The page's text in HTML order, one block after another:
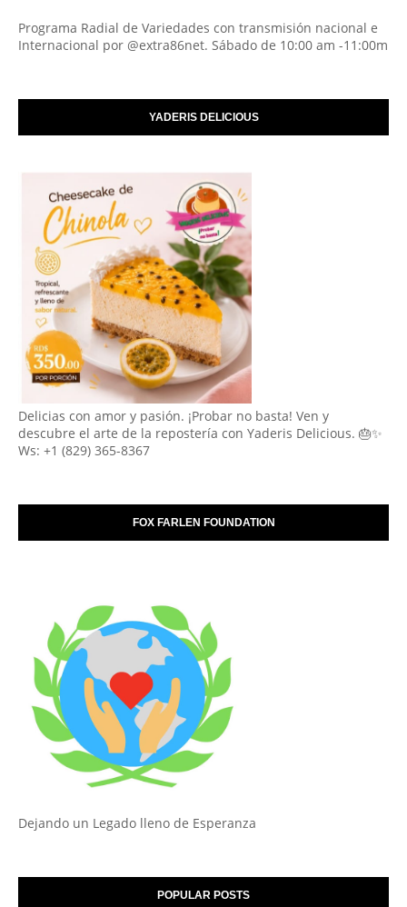
Programa Radial de Variedades con transmisión nacional e
Internacional por @extra86net. Sábado de 10:00 am -11:00m
YADERIS DELICIOUS
Delicias con amor y pasión. ¡Probar no basta! Ven y
descubre el arte de la repostería con Yaderis Delicious. 🎂✨
Ws: +1 (829) 365-8367
FOX FARLEN FOUNDATION
Dejando un Legado lleno de Esperanza
POPULAR POSTS